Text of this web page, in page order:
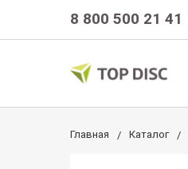
8 800 500 21 41
Главная Каталог